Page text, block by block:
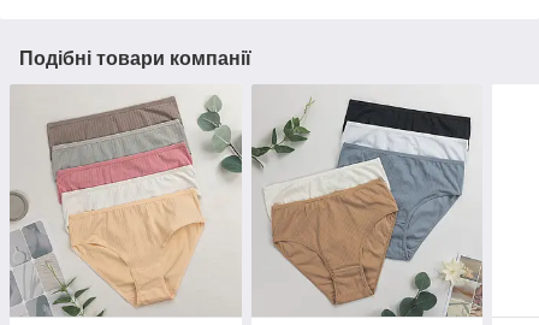
Подібні товари компанії